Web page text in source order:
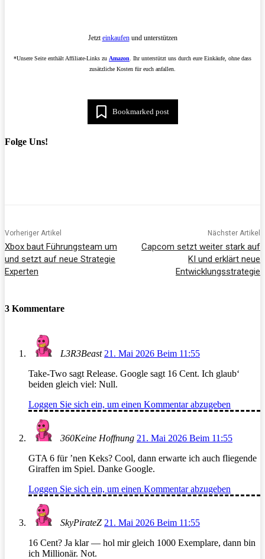
Jetzt einkaufenund unterstützen
*Unsere Seite enthält Affiliate-Links zu Amazon . Ihr unterstützt uns durch eure Einkäufe, ohne dass
zusätzliche Kosten für euch anfallen.
Bookmarked post
Folge Uns!
Vorheriger Artikel
Xbox baut Führungsteam um
und setzt auf neue Strategie
Experten
Nächster Artikel
Capcom setzt weiter stark auf
KI und erklärt neue
Entwicklungsstrategie
3 Kommentare
L3R3Beast 21. Mai 2026 Beim 11:55
Take-Two sagt Release. Google sagt 16 Cent. Ich glaub‘
beiden gleich viel: Null.
Loggen Sie sich ein, um einen Kommentar abzugeben
360Keine Hoffnung 21. Mai 2026 Beim 11:55
GTA 6 für ’nen Keks? Cool, dann erwarte ich auch fliegende
Giraffen im Spiel. Danke Google.
Loggen Sie sich ein, um einen Kommentar abzugeben
SkyPirateZ 21. Mai 2026 Beim 11:55
16 Cent? Ja klar — hol mir gleich 1000 Exemplare, dann bin
ich Millionär. Not.